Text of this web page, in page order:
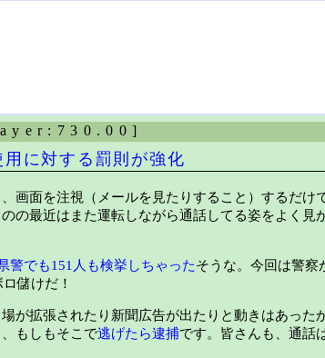
に対する罰則が強化
画面を注視（メールを見たりすること）するだ
の最近はまた運転しながら通話してる姿をよく見
警でも151人も検挙しちゃったそうな。今回は警察
儲けだ！
が拡張されたり新聞広告が出たりと動きはあっ
もしもそこで逃げたら逮捕です。皆さんも、通話